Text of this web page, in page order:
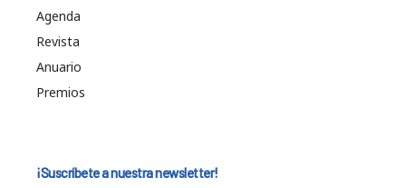
Agenda
Revista
Anuario
Premios
¡Suscríbete a nuestra newsletter!